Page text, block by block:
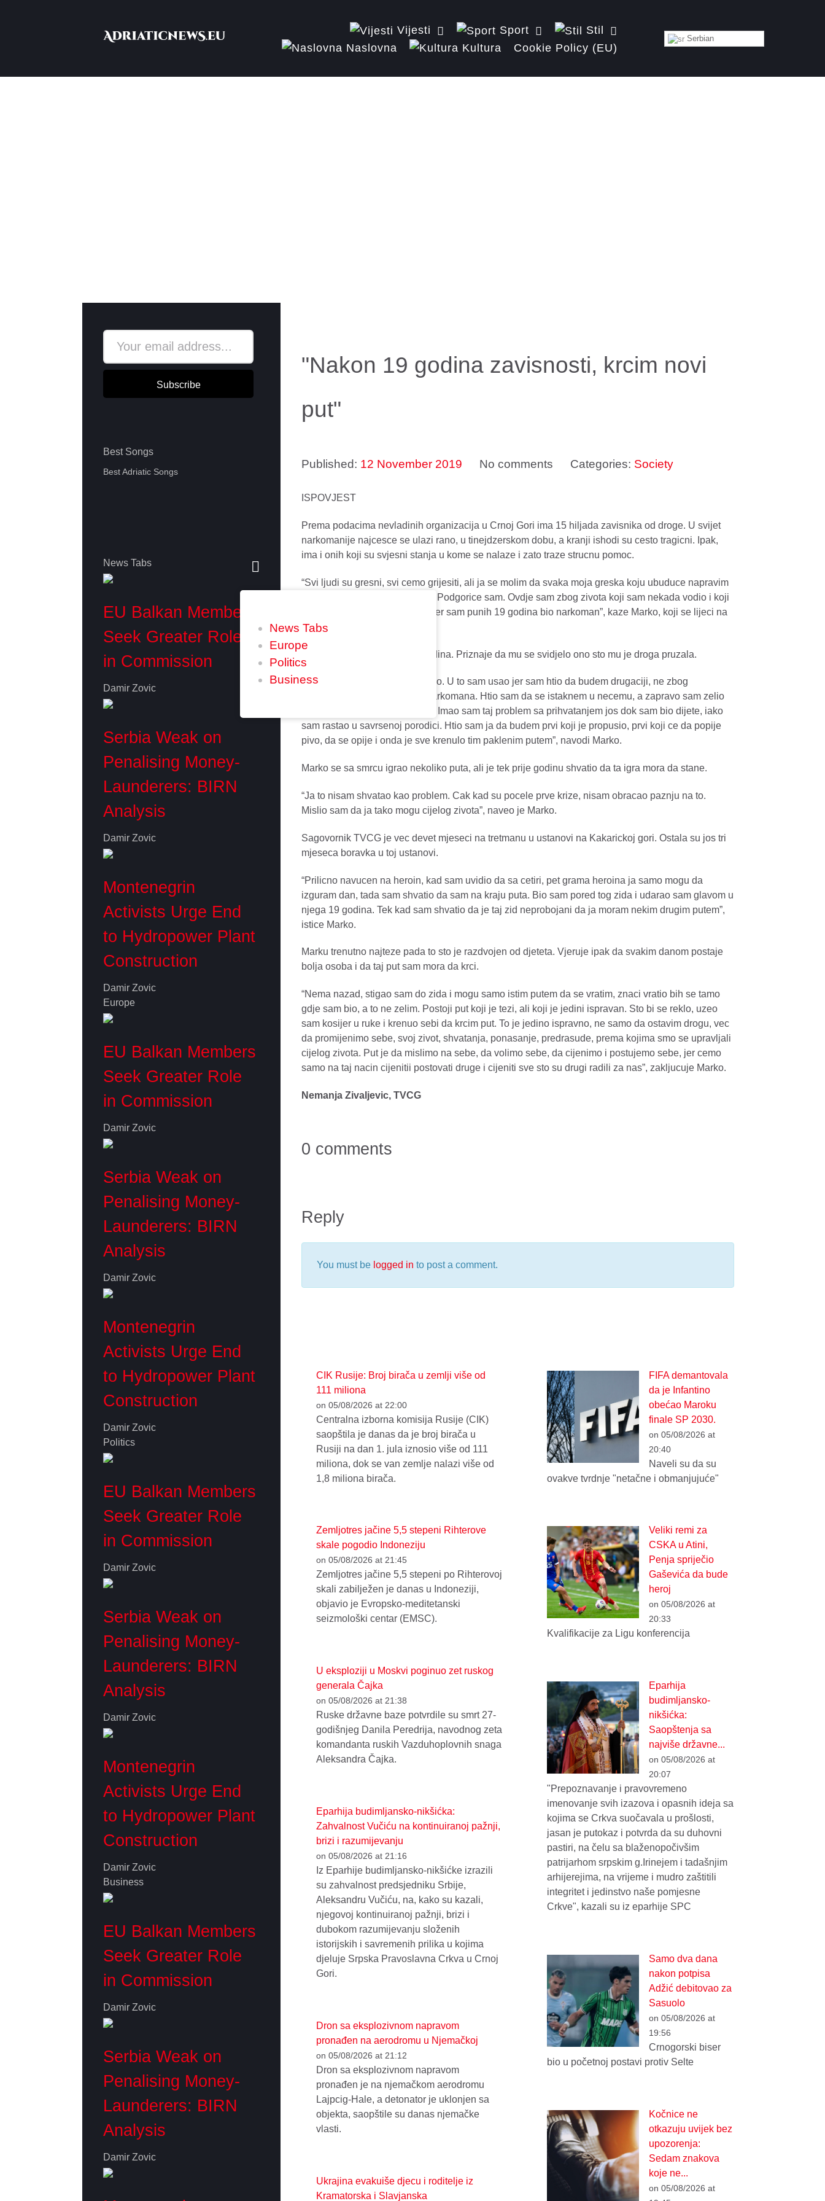
Vijesti Sport
Stil
Naslovna
Kultura Cookie Policy (EU)
Serbian
Subscribe
Best Songs
Best Adriatic Songs
News Tabs
Europe
Politics
Business
News Tabs
EU Balkan Members
Seek Greater Role
in Commission
Damir Zovic
Serbia Weak on
Penalising Money-
Launderers: BIRN
Analysis
Damir Zovic
Montenegrin
Activists Urge End
to Hydropower Plant
Construction
Damir Zovic
Europe
EU Balkan Members
Seek Greater Role
in Commission
Damir Zovic
Serbia Weak on
Penalising Money-
Launderers: BIRN
Analysis
Damir Zovic
Montenegrin
Activists Urge End
to Hydropower Plant
Construction
Damir Zovic
Politics
EU Balkan Members
Seek Greater Role
in Commission
Damir Zovic
Serbia Weak on
Penalising Money-
Launderers: BIRN
Analysis
Damir Zovic
Montenegrin
Activists Urge End
to Hydropower Plant
Construction
Damir Zovic
Business
EU Balkan Members
Seek Greater Role
in Commission
Damir Zovic
Serbia Weak on
Penalising Money-
Launderers: BIRN
Analysis
Damir Zovic
"Nakon 19 godina zavisnosti, krcim novi
put"
Published: 12 November 2019 No comments Categories: Society
ISPOVJEST
Prema podacima nevladinih organizacija u Crnoj Gori ima 15 hiljada zavisnika od droge. U svijet
narkomanije najcesce se ulazi rano, u tinejdzerskom dobu, a kranji ishodi su cesto tragicni. Ipak,
ima i onih koji su svjesni stanja u kome se nalaze i zato traze strucnu pomoc.
“Svi ljudi su gresni, svi cemo grijesiti, ali ja se molim da svaka moja greska koju ubuduce napravim
bude nova. Imam 34 godine, iz Podgorice sam. Ovdje sam zbog zivota koji sam nekada vodio i koji
se nadam da vise necu voditi, jer sam punih 19 godina bio narkoman”, kaze Marko, koji se lijeci na
Kakarickoj gori.
Herion je probao vec sa 15 godina. Priznaje da mu se svidjelo ono sto mu je droga pruzala.
“Sa cetrnaest godina sam poceo. U to sam usao jer sam htio da budem drugaciji, ne zbog
znatizelje, kako kaze vecina narkomana. Htio sam da se istaknem u necemu, a zapravo sam zelio
da budem prihvacen u drustvu. Imao sam taj problem sa prihvatanjem jos dok sam bio dijete, iako
sam rastao u savrsenoj porodici. Htio sam ja da budem prvi koji je propusio, prvi koji ce da popije
pivo, da se opije i onda je sve krenulo tim paklenim putem”, navodi Marko.
Marko se sa smrcu igrao nekoliko puta, ali je tek prije godinu shvatio da ta igra mora da stane.
“Ja to nisam shvatao kao problem. Cak kad su pocele prve krize, nisam obracao paznju na to.
Mislio sam da ja tako mogu cijelog zivota”, naveo je Marko.
Sagovornik TVCG je vec devet mjeseci na tretmanu u ustanovi na Kakarickoj gori. Ostala su jos tri
mjeseca boravka u toj ustanovi.
“Prilicno navucen na heroin, kad sam uvidio da sa cetiri, pet grama heroina ja samo mogu da
izguram dan, tada sam shvatio da sam na kraju puta. Bio sam pored tog zida i udarao sam glavom u
njega 19 godina. Tek kad sam shvatio da je taj zid neprobojani da ja moram nekim drugim putem”,
istice Marko.
Marku trenutno najteze pada to sto je razdvojen od djeteta. Vjeruje ipak da svakim danom postaje
bolja osoba i da taj put sam mora da krci.
“Nema nazad, stigao sam do zida i mogu samo istim putem da se vratim, znaci vratio bih se tamo
gdje sam bio, a to ne zelim. Postoji put koji je tezi, ali koji je jedini ispravan. Sto bi se reklo, uzeo
sam kosijer u ruke i krenuo sebi da krcim put. To je jedino ispravno, ne samo da ostavim drogu, vec
da promijenimo sebe, svoj zivot, shvatanja, ponasanje, predrasude, prema kojima smo se upravljali
cijelog zivota. Put je da mislimo na sebe, da volimo sebe, da cijenimo i postujemo sebe, jer cemo
samo na taj nacin cijenitii postovati druge i cijeniti sve sto su drugi radili za nas”, zakljucuje Marko.
Nemanja Zivaljevic, TVCG
0 comments
Reply
You must be logged in to post a comment.
CIK Rusije: Broj birača u zemlji više od
111 miliona
on 05/08/2026 at 22:00
Centralna izborna komisija Rusije (CIK)
saopštila je danas da je broj birača u
Rusiji na dan 1. jula iznosio više od 111
miliona, dok se van zemlje nalazi više od
1,8 miliona birača.
Zemljotres jačine 5,5 stepeni Rihterove
skale pogodio Indoneziju
on 05/08/2026 at 21:45
Zemljotres jačine 5,5 stepeni po Rihterovoj
skali zabilježen je danas u Indoneziji,
objavio je Evropsko-meditetanski
seizmološki centar (EMSC).
U eksploziji u Moskvi poginuo zet ruskog
generala Čajka
on 05/08/2026 at 21:38
Ruske državne baze potvrdile su smrt 27-
godišnjeg Danila Peredrija, navodnog zeta
komandanta ruskih Vazduhoplovnih snaga
Aleksandra Čajka.
Eparhija budimljansko-nikšićka:
Zahvalnost Vučiću na kontinuiranoj pažnji,
brizi i razumijevanju
on 05/08/2026 at 21:16
Iz Eparhije budimljansko-nikšićke izrazili
su zahvalnost predsjedniku Srbije,
Aleksandru Vučiću, na, kako su kazali,
njegovoj kontinuiranoj pažnji, brizi i
dubokom razumijevanju složenih
istorijskih i savremenih prilika u kojima
djeluje Srpska Pravoslavna Crkva u Crnoj
Gori.
Dron sa eksplozivnom napravom
pronađen na aerodromu u Njemačkoj
on 05/08/2026 at 21:12
Dron sa eksplozivnom napravom
pronađen je na njemačkom aerodromu
Lajpcig-Hale, a detonator je uklonjen sa
objekta, saopštile su danas njemačke
vlasti.
Ukrajina evakuiše djecu i roditelje iz
Kramatorska i Slavjanska
FIFA demantovala
da je Infantino
obećao Maroku
finale SP 2030.
on 05/08/2026 at
20:40
Naveli su da su
ovakve tvrdnje "netačne i obmanjujuće"
Veliki remi za
CSKA u Atini,
Penja spriječio
Gaševića da bude
heroj
on 05/08/2026 at
20:33
Kvalifikacije za Ligu konferencija
Eparhija
budimljansko-
nikšićka:
Saopštenja sa
najviše državne...
on 05/08/2026 at
20:07
"Prepoznavanje i pravovremeno
imenovanje svih izazova i opasnih ideja sa
kojima se Crkva suočavala u prošlosti,
jasan je putokaz i potvrda da su duhovni
pastiri, na čelu sa blaženopočivšim
patrijarhom srpskim g.Irinejem i tadašnjim
arhijerejima, na vrijeme i mudro zaštitili
integritet i jedinstvo naše pomjesne
Crkve", kazali su iz eparhije SPC
Samo dva dana
nakon potpisa
Adžić debitovao za
Sasuolo
on 05/08/2026 at
19:56
Crnogorski biser
bio u početnoj postavi protiv Selte
Kočnice ne
otkazuju uvijek bez
upozorenja:
Sedam znakova
koje ne...
on 05/08/2026 at